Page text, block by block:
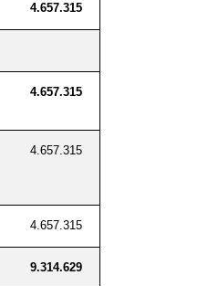
4.657.315
4.657.315
4.657.315
4.657.315
9.314.629